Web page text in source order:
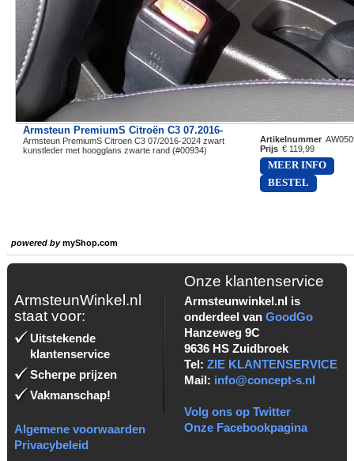
Armsteun PremiumS Citroën C3 07.2016-
Armsteun PremiumS Citroen C3 07/2016-2024 zwart
kunstleder met hoogglans zwarte rand (#00934)
Artikelnummer
Prijs € 119,99
MEER INFO
BESTEL
powered bymyShop.com
ArmsteunWinkel.nl
staat voor:
Uitstekende
klantenservice
Scherpe prijzen
Vakmanschap!
Algemene voorwaarden
Privacybeleid
Onze klantenservice
Armsteunwinkel.nl is
onderdeel van GoodGo
Hanzeweg 9C
9636 HS Zuidbroek
Tel: ZIE KLANTENSERVICE
Mail: info@concept-s.nl
Volg ons op Twitter
Onze Facebookpagina